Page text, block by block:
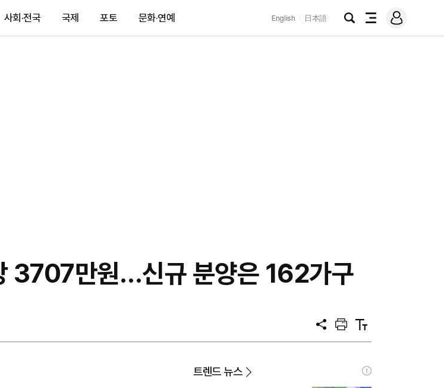
사회·전국 국제 포토 문화·연예 English 日本語
검
전
메
그
3707만원…신규 분양은 162가구
공
프
트
텍
트
트렌드 뉴스